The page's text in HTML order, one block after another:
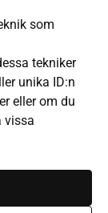
som
tekniker
unika ID:n
eller om du
vissa